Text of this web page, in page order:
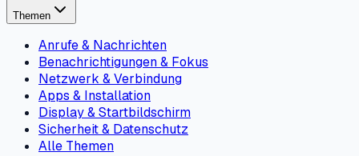
Themen
Anrufe & Nachrichten
Benachrichtigungen & Fokus
Netzwerk & Verbindung
Apps & Installation
Display & Startbildschirm
Sicherheit & Datenschutz
Alle Themen